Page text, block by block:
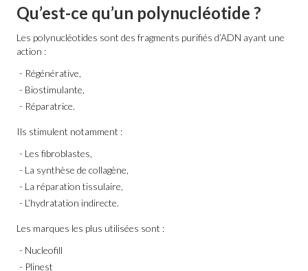
Qu’est-ce qu’un polynucléotide ?
Les polynucléotides sont des fragments purifiés d’ADN ayant une
action :
Régénérative,
Biostimulante,
Réparatrice.
Ils stimulent notamment :
Les fibroblastes,
La synthèse de collagène,
La réparation tissulaire,
L’hydratation indirecte.
Les marques les plus utilisées sont :
Nucleofill
Plinest